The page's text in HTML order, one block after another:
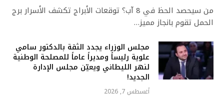
من سيحصد الحظ في 8 آب؟ توقعات الأبراج تكشف الأسرار برج
الحمل تقوم بانجاز مميز…
مجلس الوزراء يجدد الثقة بالدكتور سامي
علوية رئيساً ومديراً عاماً للمصلحة الوطنية
لنهر الليطاني ويعيّن مجلس الإدارة
الجديد!
أغسطس 7, 2026